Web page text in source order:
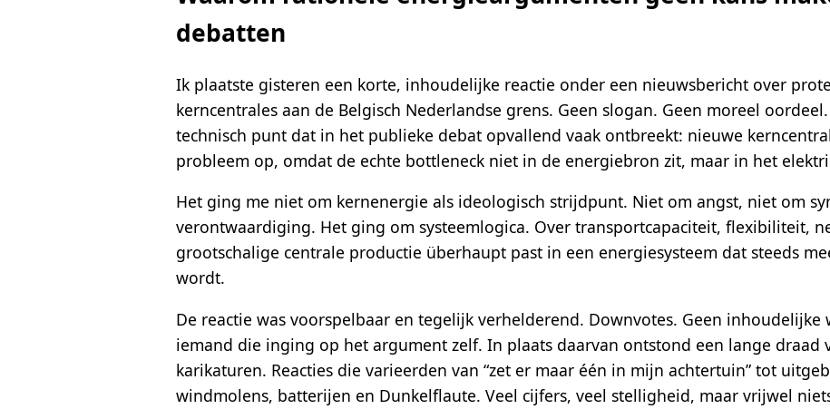
debatten
Ik plaatste gisteren een korte, inhoudelijke reactie onder een nieuwsbericht over
kerncentrales aan de Belgisch Nederlandse grens. Geen slogan. Geen moreel
technisch punt dat in het publieke debat opvallend vaak ontbreekt: nieuwe
probleem op, omdat de echte bottleneck niet in de energiebron zit, maar in het
Het ging me niet om kernenergie als ideologisch strijdpunt. Niet om angst, niet om
verontwaardiging. Het ging om systeemlogica. Over transportcapaciteit, flexibiliteit,
grootschalige centrale productie überhaupt past in een energiesysteem dat steeds
wordt.
De reactie was voorspelbaar en tegelijk verhelderend. Downvotes. Geen
iemand die inging op het argument zelf. In plaats daarvan ontstond een lange draad
karikaturen. Reacties die varieerden van “zet er maar één in mijn achtertuin” tot
windmolens, batterijen en Dunkelflaute. Veel cijfers, veel stelligheid, maar vrijwel